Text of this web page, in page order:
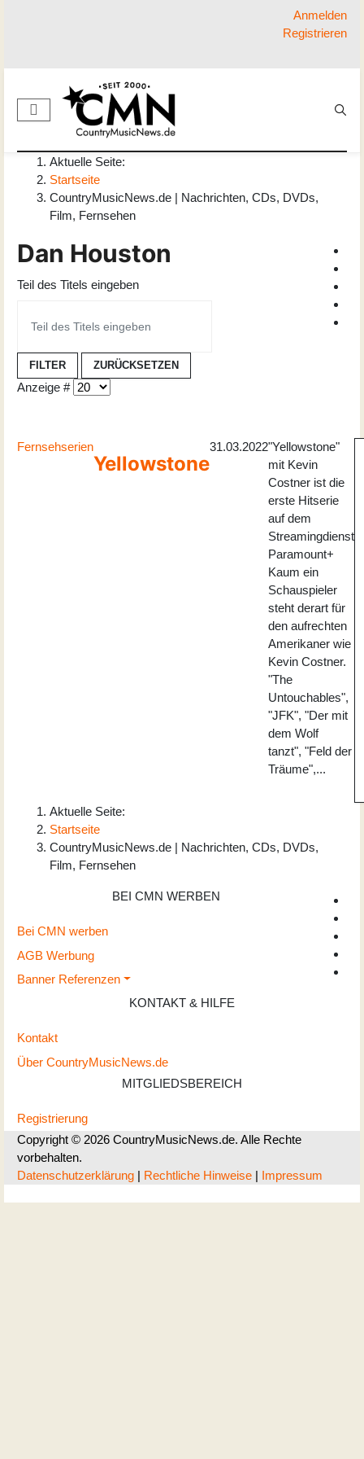
Anmelden
Registrieren
Aktuelle Seite:
Startseite
CountryMusicNews.de | Nachrichten, CDs, DVDs,
Film, Fernsehen
Dan Houston
Teil des Titels eingeben
FILTER ZURÜCKSETZEN
Anzeige #
Fernsehserien
Yellowstone
31.03.2022"Yellowstone"
mit Kevin
Costner ist die
erste Hitserie
auf dem
Streamingdienst
Paramount+
Kaum ein
Schauspieler
steht derart für
den aufrechten
Amerikaner wie
Kevin Costner.
"The
Untouchables",
"JFK", "Der mit
dem Wolf
tanzt", "Feld der
Träume",...
Aktuelle Seite:
Startseite
CountryMusicNews.de | Nachrichten, CDs, DVDs,
Film, Fernsehen
BEI CMN WERBEN
Bei CMN werben
AGB Werbung
Banner Referenzen
KONTAKT & HILFE
Kontakt
Über CountryMusicNews.de
MITGLIEDSBEREICH
Registrierung
Copyright © 2026 CountryMusicNews.de. Alle Rechte
vorbehalten.
Datenschutzerklärung | Rechtliche Hinweise | Impressum